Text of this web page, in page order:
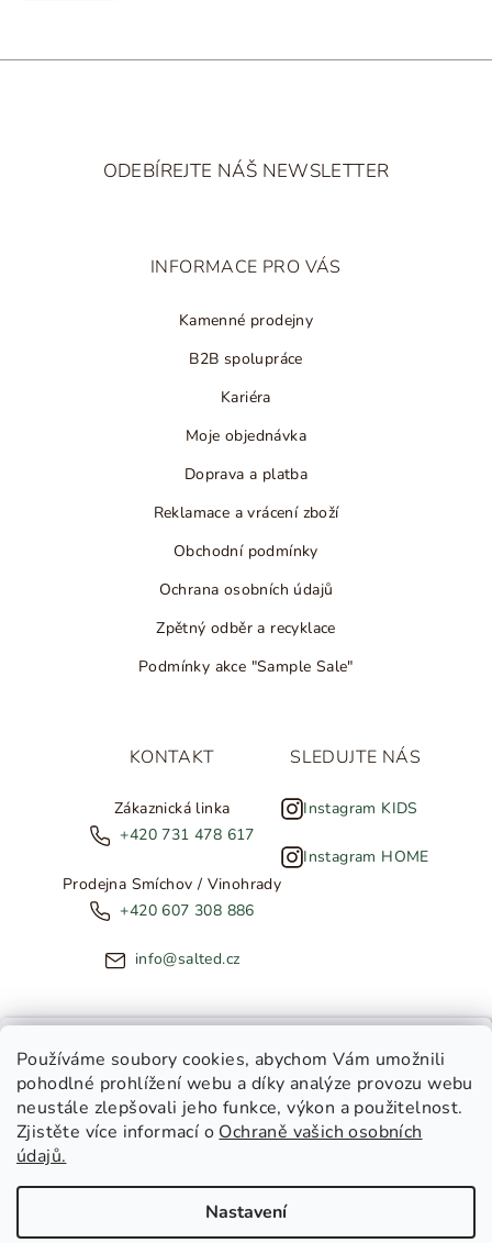
Používáme soubory cookies, abychom Vám umožnili
pohodlné prohlížení webu a díky analýze provozu webu
neustále zlepšovali jeho funkce, výkon a použitelnost.
Zjistěte více informací o Ochraně vašich osobních
údajů.
Nastavení
ODEBÍREJTE NÁŠ NEWSLETTER
INFORMACE PRO VÁS
Kamenné prodejny
B2B spolupráce
Kariéra
Moje objednávka
Doprava a platba
Reklamace a vrácení zboží
Obchodní podmínky
Ochrana osobních údajů
Zpětný odběr a recyklace
Podmínky akce "Sample Sale"
KONTAKT
Zákaznická linka
+420 731 478 617
Prodejna Smíchov / Vinohrady
+420 607 308 886
info@salted.cz
SLEDUJTE NÁS
Instagram KIDS
Instagram HOME
Copyright 2026SALTED. Všechna práva vyhrazena.Upravit
nastavení cookies
NOVINKY ZE SALTED
Toužíte dostávat novinky z
Salted Home
Salted Kids & Home